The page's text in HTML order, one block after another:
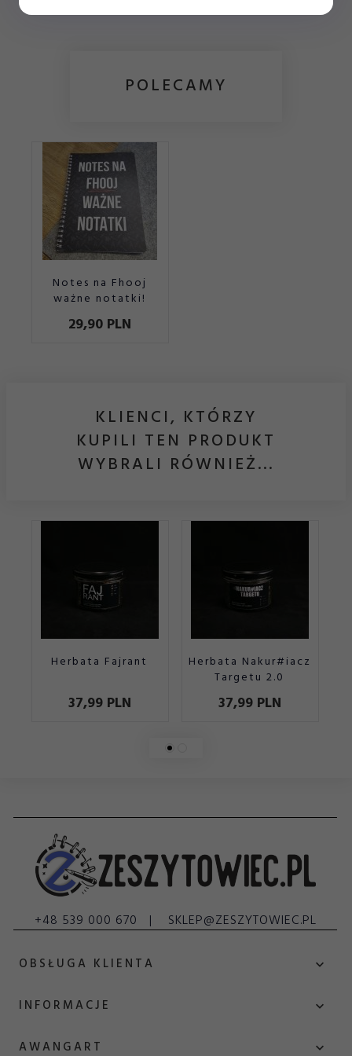
POLECAMY
Notes na Fhooj
ważne notatki!
29,90 PLN
KLIENCI, KTÓRZY
KUPILI TEN PRODUKT
WYBRALI RÓWNIEŻ...
Herbata Fajrant
37,99 PLN
Herbata Nakur#iacz
Targetu 2.0
37,99 PLN
+48 539 000 670 SKLEP@ZESZYTOWIEC.PL
OBSŁUGA KLIENTA
INFORMACJE
AWANGART